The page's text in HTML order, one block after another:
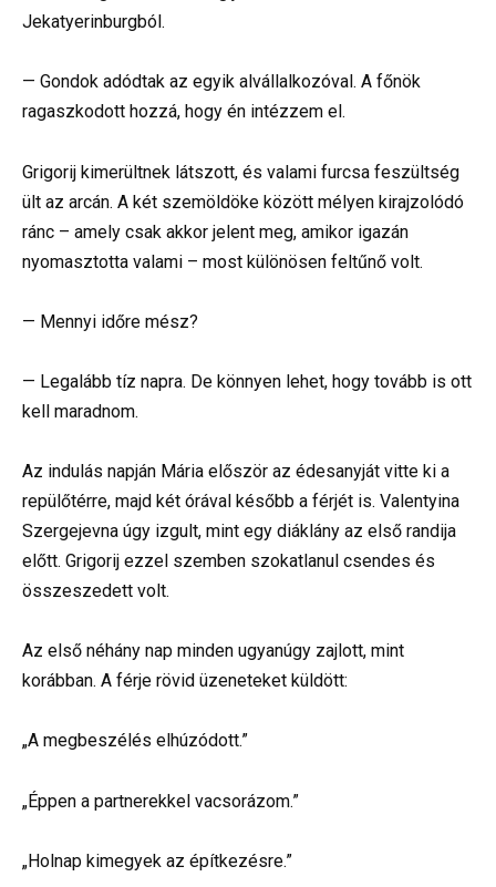
Jekatyerinburgból.
— Gondok adódtak az egyik alvállalkozóval. A főnök
ragaszkodott hozzá, hogy én intézzem el.
Grigorij kimerültnek látszott, és valami furcsa feszültség
ült az arcán. A két szemöldöke között mélyen kirajzolódó
ránc – amely csak akkor jelent meg, amikor igazán
nyomasztotta valami – most különösen feltűnő volt.
— Mennyi időre mész?
— Legalább tíz napra. De könnyen lehet, hogy tovább is ott
kell maradnom.
Az indulás napján Mária először az édesanyját vitte ki a
repülőtérre, majd két órával később a férjét is. Valentyina
Szergejevna úgy izgult, mint egy diáklány az első randija
előtt. Grigorij ezzel szemben szokatlanul csendes és
összeszedett volt.
Az első néhány nap minden ugyanúgy zajlott, mint
korábban. A férje rövid üzeneteket küldött:
„A megbeszélés elhúzódott.”
„Éppen a partnerekkel vacsorázom.”
„Holnap kimegyek az építkezésre.”